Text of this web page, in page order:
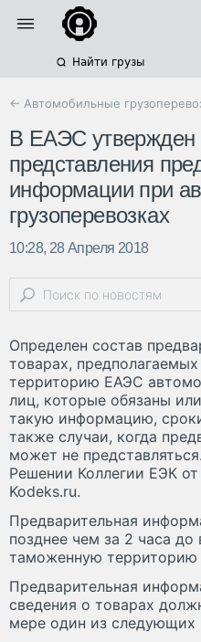
Найти грузы
← Автомобильные
В ЕАЭС утвержден
представления
информации при
грузоперевозках
10:28, 28 Апреля 2018
Определен состав
товарах,
территорию ЕАЭС
лиц, которые обязаны
такую информацию,
также случаи, когда
может не
Решении Коллегии ЕЭК
Kodeks.ru.
Предварительная
позднее чем за 2 часа до
таможенную
Предварительная
сведения о товарах
мере один из следующих